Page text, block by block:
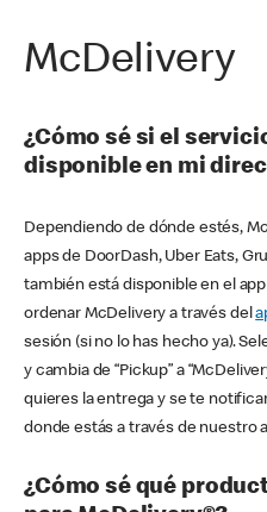
McDelivery
¿Cómo sé si el
disponible en mi
Dependiendo de dónde estés,
apps de DoorDash, Uber Eats,
también está disponible en el app
ordenar McDelivery a través del
sesión (si no lo has hecho ya).
y cambia de “Pickup” a
quieres la entrega y se te
donde estás a través de nuestro
¿Cómo sé qué